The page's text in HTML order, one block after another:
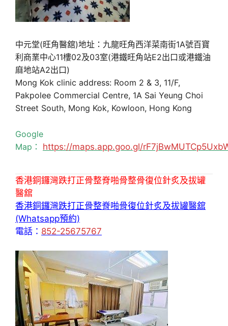
中元堂(旺角醫舘)地址：九龍旺角西洋菜南街1A號百寶
利商業中心11樓02及03室(港鐵旺角站E2出口或港鐵油
麻地站A2出口)
Mong Kok clinic address: Room 2 & 3, 11/F,
Pakpolee Commercial Centre, 1A Sai Yeung Choi
Street South, Mong Kok, Kowloon, Hong Kong
Google
Map： https://maps.app.goo.gl/
香港銅鑼灣跌打正骨整脊啪骨整骨復位針炙及拔罐
醫舘
香港銅鑼灣跌打正骨整脊啪骨復位針炙及拔罐醫舘
(Whatsapp預約)
電話： 852-25675767